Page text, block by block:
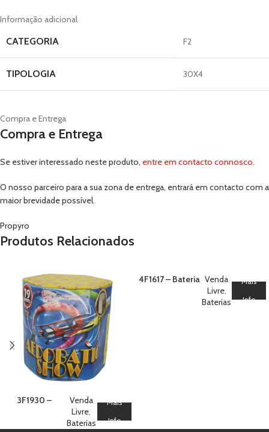
Informação adicional
CATEGORIA F2
TIPOLOGIA 30X4
Compra e Entrega
Compra e Entrega
Se estiver interessado neste produto, entre em contacto connosco.
O nosso parceiro para a sua zona de entrega, entrará em contacto com a
maior brevidade possível.
Propyro
Produtos Relacionados
3F1930 –
Venda
Livre
Baterias
Mais
Info
4F1617 – Bateria Venda
Livre,
Baterias
Mais
Info